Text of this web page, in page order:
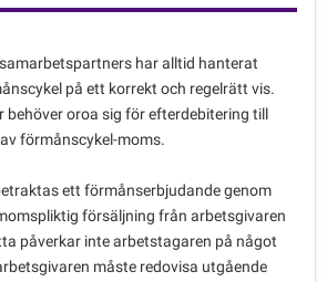
har alltid hanterat
på ett korrekt och regelrätt vis.
behöver oroa sig för efterdebitering till
förmånscykel-moms.
ett förmånserbjudande genom
försäljning från arbetsgivaren
påverkar inte arbetstagaren på något
måste redovisa utgående